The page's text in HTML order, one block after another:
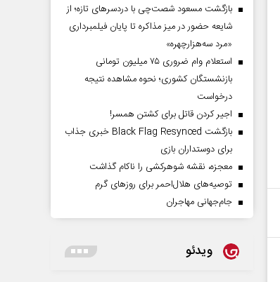
بازگشت مسعود شصت‌چی با دردسر‌های تازه؛ از
شایعه حضور در میز مذاکره تا پایان فیلمبرداری
«مرد سه‌هزارچهره»
استعلام وام ضروری ۷۵ میلیون تومانی
بازنشستگان کشوری؛ نحوه مشاهده نتیجه
درخواست
اجیر کردن قاتل برای کشتن همسر!
بازگشت Black Flag Resynced خبری جذاب
برای دوستداران بازی
معجزه، نقشه شوهرکشی را ناکام گذاشت
توصیه‌های هلال‌احمر برای روز‌های گرم
جام‌جهانی مهاجران
ویدئو